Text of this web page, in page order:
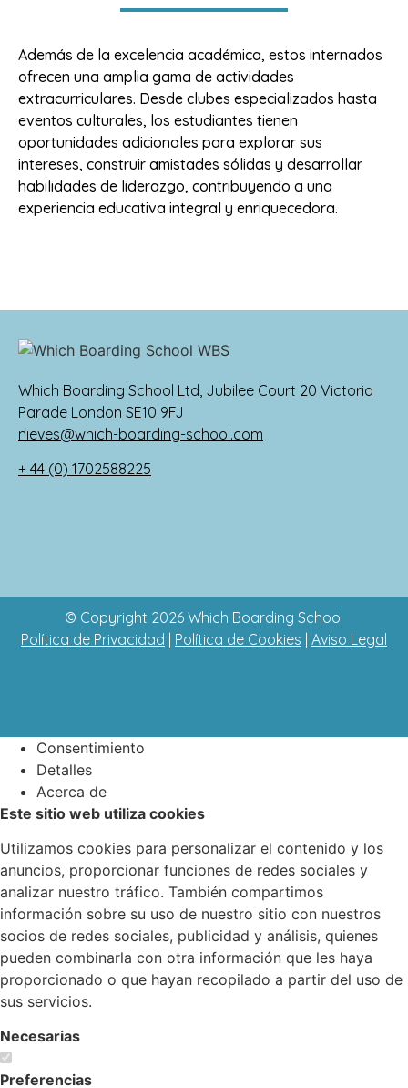
Además de la excelencia académica, estos internados
ofrecen una amplia gama de actividades
extracurriculares. Desde clubes especializados hasta
eventos culturales, los estudiantes tienen
oportunidades adicionales para explorar sus
intereses, construir amistades sólidas y desarrollar
habilidades de liderazgo, contribuyendo a una
experiencia educativa integral y enriquecedora.
Which Boarding School Ltd, Jubilee Court 20 Victoria
Parade London SE10 9FJ
nieves@which-boarding-school.com
+ 44 (0) 1702588225
© Copyright 2026 Which Boarding School
Política de Privacidad | Política de Cookies | Aviso Legal
Consentimiento
Detalles
Acerca de
Este sitio web utiliza cookies
Utilizamos cookies para personalizar el contenido y los
anuncios, proporcionar funciones de redes sociales y
analizar nuestro tráfico. También compartimos
información sobre su uso de nuestro sitio con nuestros
socios de redes sociales, publicidad y análisis, quienes
pueden combinarla con otra información que les haya
proporcionado o que hayan recopilado a partir del uso de
sus servicios.
Necesarias
Preferencias